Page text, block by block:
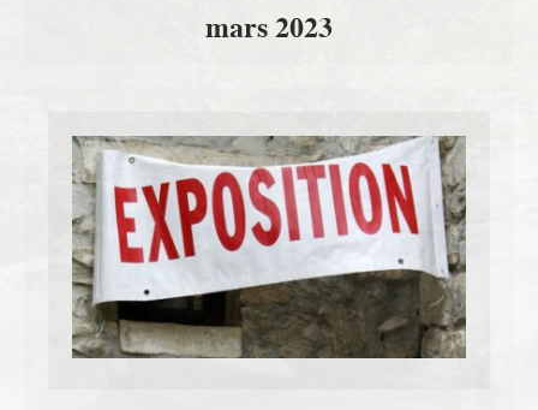
mars 2023